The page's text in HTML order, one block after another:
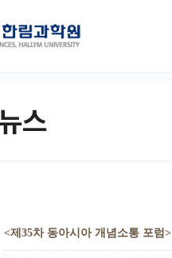
스
<제35차 동아시아 개념소통 포럼>